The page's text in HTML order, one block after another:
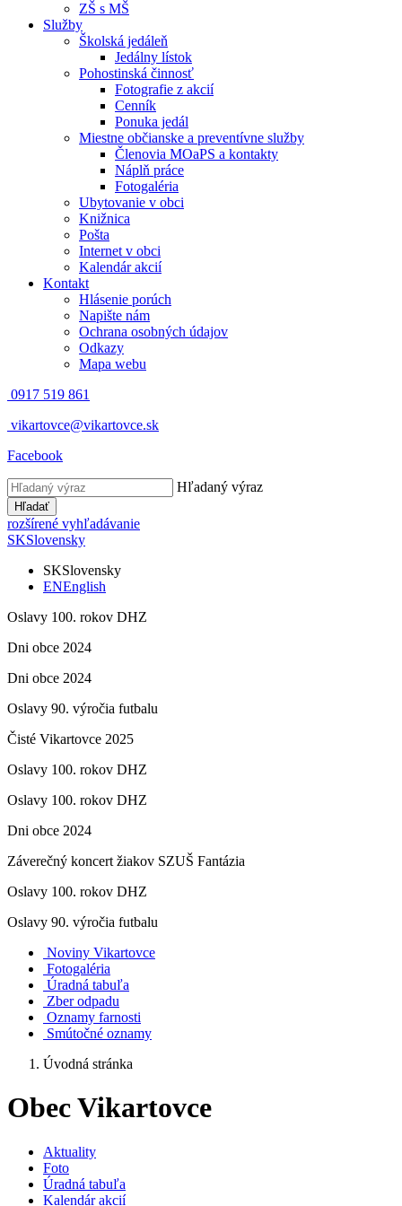
ZŠ s MŠ
Služby
Školská jedáleň
Jedálny lístok
Pohostinská činnosť
Fotografie z akcií
Cenník
Ponuka jedál
Miestne občianske a preventívne služby
Členovia MOaPS a kontakty
Náplň práce
Fotogaléria
Ubytovanie v obci
Knižnica
Pošta
Internet v obci
Kalendár akcií
Kontakt
Hlásenie porúch
Napište nám
Ochrana osobných údajov
Odkazy
Mapa webu
0917 519 861
vikartovce@vikartovce.sk
Facebook
Hľadaný výraz
Hľadať
rozšírené vyhľadávanie
SKSlovensky
SKSlovensky
ENEnglish
Oslavy 100. rokov DHZ
Dni obce 2024
Dni obce 2024
Oslavy 90. výročia futbalu
Čisté Vikartovce 2025
Oslavy 100. rokov DHZ
Oslavy 100. rokov DHZ
Dni obce 2024
Záverečný koncert žiakov SZUŠ Fantázia
Oslavy 100. rokov DHZ
Oslavy 90. výročia futbalu
Noviny Vikartovce
Fotogaléria
Úradná tabuľa
Zber odpadu
Oznamy farnosti
Smútočné oznamy
Úvodná stránka
Obec Vikartovce
Aktuality
Foto
Úradná tabuľa
Kalendár akcií